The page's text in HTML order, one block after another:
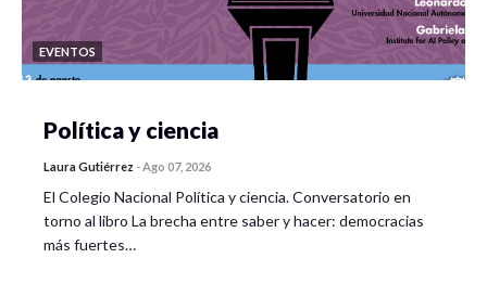
EVENTOS
Política y ciencia
Laura Gutiérrez -Ago 07, 2026
El Colegio Nacional Política y ciencia. Conversatorio en
torno al libro La brecha entre saber y hacer: democracias
más fuertes…